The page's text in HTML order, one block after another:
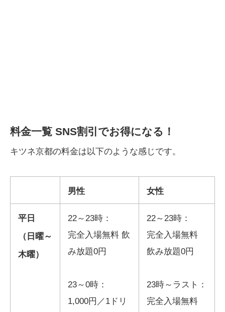
料金一覧 SNS割引でお得になる！
キツネ京都の料金は以下のような感じです。
男性 女性
平日
（日曜～
木曜）
22～23時：
完全入場無料 飲
み放題0円
23～0時：
1,000円／1ドリ
22～23時：
完全入場無料
飲み放題0円
23時～ラスト：
完全入場無料